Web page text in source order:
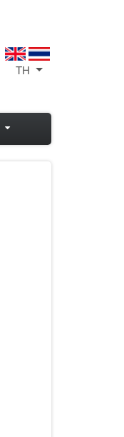
TH List additional